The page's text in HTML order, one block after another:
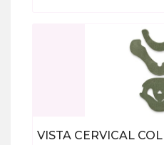
Bekijk
VISTA CERVICAL